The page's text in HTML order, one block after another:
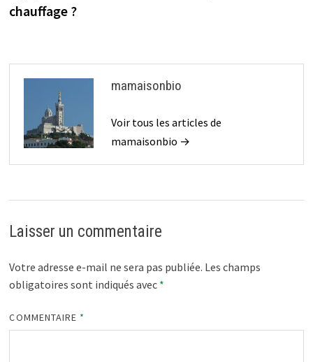
chauffage ?
mamaisonbio
Voir tous les articles de
mamaisonbio →
Laisser un commentaire
Votre adresse e-mail ne sera pas publiée. Les champs
obligatoires sont indiqués avec *
COMMENTAIRE *